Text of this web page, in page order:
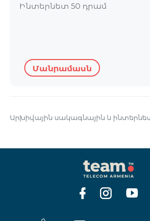
Ինտերնետ 50 դրամ
Մանրամասն
Արխիվային սակագնային և